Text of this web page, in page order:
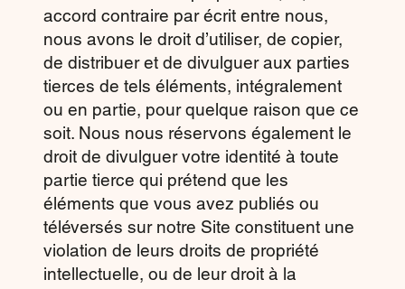
accord contraire par écrit entre nous,
nous avons le droit d’utiliser, de copier,
de distribuer et de divulguer aux parties
tierces de tels éléments, intégralement
ou en partie, pour quelque raison que ce
soit. Nous nous réservons également le
droit de divulguer votre identité à toute
partie tierce qui prétend que les
éléments que vous avez publiés ou
téléversés sur notre Site constituent une
violation de leurs droits de propriété
intellectuelle, ou de leur droit à la